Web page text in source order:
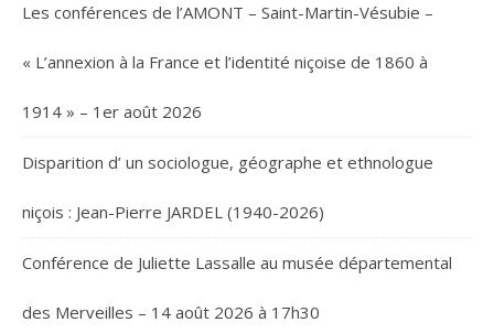
Les conférences de l’AMONT – Saint-Martin-Vésubie –
« L’annexion à la France et l’identité niçoise de 1860 à
1914 » – 1er août 2026
Disparition d’ un sociologue, géographe et ethnologue
niçois : Jean-Pierre JARDEL (1940-2026)
Conférence de Juliette Lassalle au musée départemental
des Merveilles – 14 août 2026 à 17h30